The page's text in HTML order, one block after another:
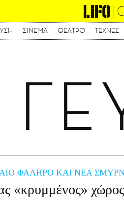
ΣΙΝΕΜΑ ΘΕΑΤΡΟ ΤΕΧΝΕΣ
ΦΑΛΗΡΟ ΚΑΙ ΝΕΑ
«κρυμμένος» χώρος